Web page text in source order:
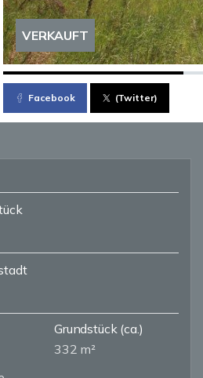
VERKAUFT
Facebook (Twitter)
Grundstück(ca.)
332 m²